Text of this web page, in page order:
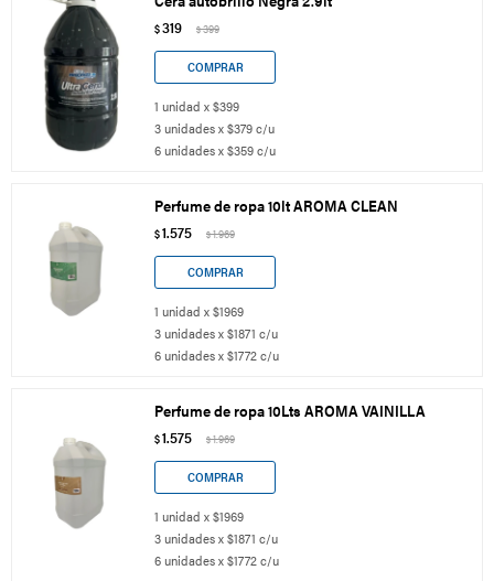
$319 $399
1 unidad x $399
3 unidades x $379 c/u
6 unidades x $359 c/u
Perfume de ropa 10lt AROMA CLEAN
$1.575 $1.969
1 unidad x $1969
3 unidades x $1871 c/u
6 unidades x $1772 c/u
Perfume de ropa 10Lts AROMA VAINILLA
$1.575 $1.969
1 unidad x $1969
3 unidades x $1871 c/u
6 unidades x $1772 c/u